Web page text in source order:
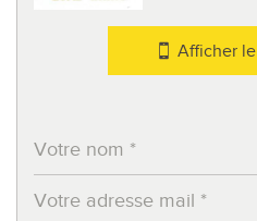
École primaire
Lycée
Afficher